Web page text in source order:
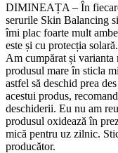
DIMINEAȚA – În
serurile Skin Balancing
îmi plac foarte mult
este și cu protecția solară.
Am cumpărat și
produsul mare în sticla
astfel să deschid prea
acestui produs,
deschiderii. Eu nu am
produsul oxidează în
mică pentru uz zilnic.
producător.